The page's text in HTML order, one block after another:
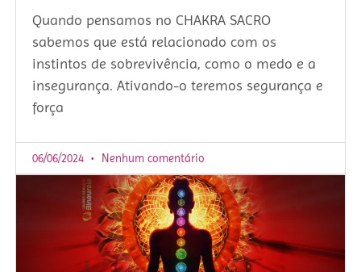
Quando pensamos no CHAKRA SACRO
sabemos que está relacionado com os
instintos de sobrevivência, como o medo e a
insegurança. Ativando-o teremos segurança e
força
06/06/2024 Nenhum comentário